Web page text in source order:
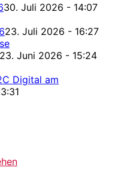
30. Juli 2026 - 14:07
23. Juli 2026 - 16:27
23. Juni 2026 - 15:24
Digital am